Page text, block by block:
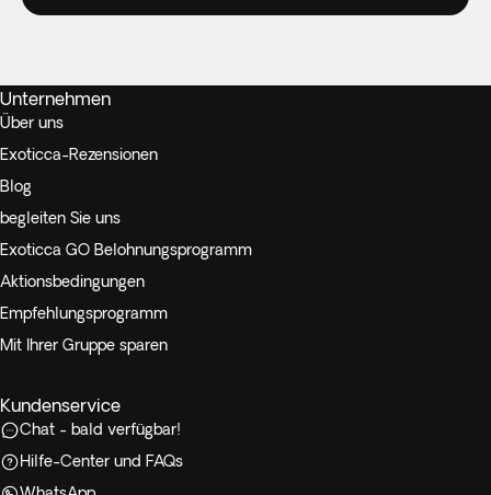
Unternehmen
Über uns
Exoticca-Rezensionen
Blog
begleiten Sie uns
Exoticca GO Belohnungsprogramm
Aktionsbedingungen
Empfehlungsprogramm
Mit Ihrer Gruppe sparen
Kundenservice
Chat - bald verfügbar!
Hilfe-Center und FAQs